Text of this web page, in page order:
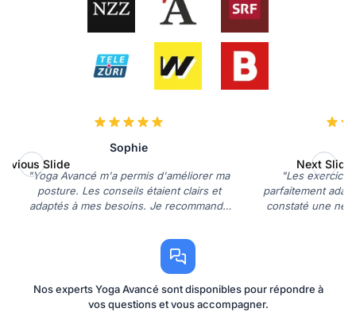
Sophie
"Yoga Avancé m'a permis d'améliorer ma
posture. Les conseils étaient clairs et
adaptés à mes besoins. Je recommande
"Les
parfaitement
constaté une
Slide Next Slide
Nos experts Yoga Avancé sont disponibles pour répondre à
vos questions et vous accompagner.